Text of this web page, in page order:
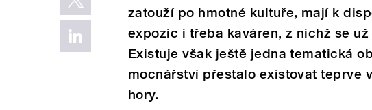
zatouží po hmotné kultuře, mají k
expozic i třeba kaváren, z nichž se
Existuje však ještě jedna tematická
mocnářství přestalo existovat teprve
hory.